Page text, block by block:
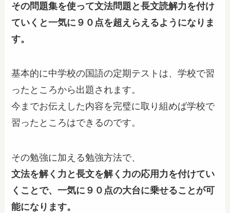
その問題集を使って文法問題と長文読解力を付け
ていくと一気に９０点を超えらえるようになりま
す。
基本的に中学校の国語の定期テストは、学校で習
ったところから出題されます。
今までお伝えした内容を完璧に取り組めば学校で
習ったところはできるのです。
その勉強に加える勉強方法で、
文法を解く力と長文を解く力の応用力を付けてい
くことで、一気に９０点の大台に乗せることが可
能になります。